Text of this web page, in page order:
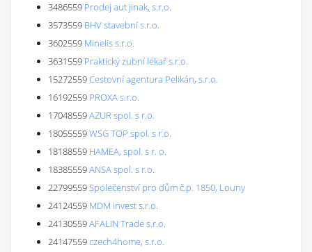
3486559 Prodej aut jinak, s.r.o.
3573559 BHV stavební s.r.o.
3602559 Minelis s.r.o.
3631559 Praktický zubní lékař s.r.o.
15272559Cestovní agentura Pelikán, s.r.o.
16192559 PROXA s.r.o.
17048559AZUR spol. s r.o.
18055559WSG TOP spol. s r.o.
18188559 HAMEA, spol. s r. o.
18385559ANSA spol. s r.o.
22799559Společenství pro dům č.p. 1850, Louny
24124559 MDM invest s.r.o.
24130559AFALIN Trade s.r.o.
24147559czech4home, s.r.o.